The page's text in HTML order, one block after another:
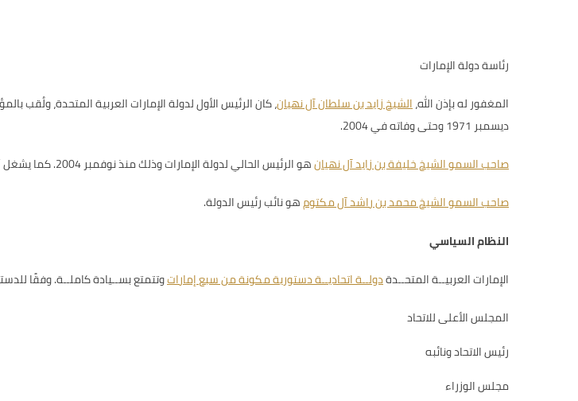
رئاسة دولة الإمارات
المغفور له بإذن الله،الشيخ زايد بن سلطان آل نهيان
ديسمبر 1971 وحتى وفاته في 2004.
صاحب السمو الشيخ خليفة بن زايد آل نهيانهو الرئيس الحالي لدولةالإماراتوذلك منذ نوفمبر 2004. كما يشغل أيضاً منصب حاكم إمارة أبوظبي.
صاحب السمو الشيخ محمد بن راشد آل مكتومهو نائب رئيس الدولة.
النظام السياسي
الإمارات العربيــة المتحــدةدولــة اتحاديــة دستورية مكونة من سبع إماراتوتتمتع بســيادة كاملــة. وفقًا
المجلس الأعلى للاتحاد
رئيس الاتحاد ونائبه
مجلس الوزراء